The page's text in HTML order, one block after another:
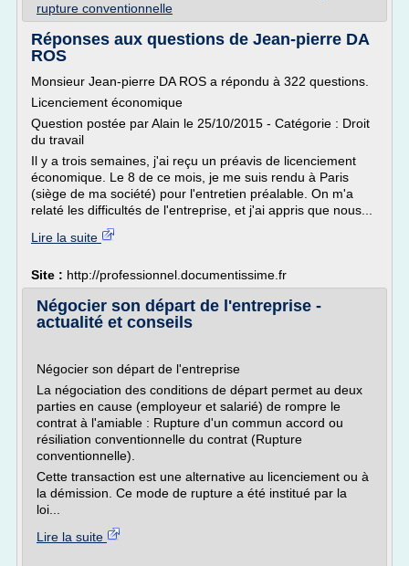
rupture conventionnelle
Réponses aux questions de Jean-pierre DA
ROS
Monsieur Jean-pierre DA ROS a répondu à 322 questions.
Licenciement économique
Question postée par Alain le 25/10/2015 - Catégorie : Droit
du travail
Il y a trois semaines, j'ai reçu un préavis de licenciement
économique. Le 8 de ce mois, je me suis rendu à Paris
(siège de ma société) pour l'entretien préalable. On m'a
relaté les difficultés de l'entreprise, et j'ai appris que nous...
Lire la suite
Site : http://professionnel.documentissime.fr
Négocier son départ de l'entreprise -
actualité et conseils
Négocier son départ de l'entreprise
La négociation des conditions de départ permet au deux
parties en cause (employeur et salarié) de rompre le
contrat à l'amiable : Rupture d'un commun accord ou
résiliation conventionnelle du contrat (Rupture
conventionnelle).
Cette transaction est une alternative au licenciement ou à
la démission. Ce mode de rupture a été institué par la
loi...
Lire la suite